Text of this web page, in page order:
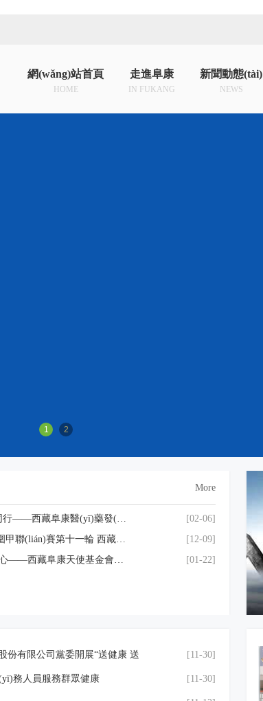
網(wǎng)站首頁
HOME
走進阜康
IN FUKANG
新聞動態(tài)
NEWS
More
新春佳節(jié)，溫暖同行——西藏阜康醫(yī)藥發(fā)展有限公司總經(jīng)理劉瀟瀟慰問一線員工
[02-06]
2020華為手機杯中國圍甲聯(lián)賽第十一輪 西藏阜康 VS 上海清一
[12-09]
新春送祝福 溫情暖人心——西藏阜康天使基金會慰問貧困員工
[01-22]
有限公司黨委開展“送健康 送 [11-30]
務人員服務群眾健康 [11-30]